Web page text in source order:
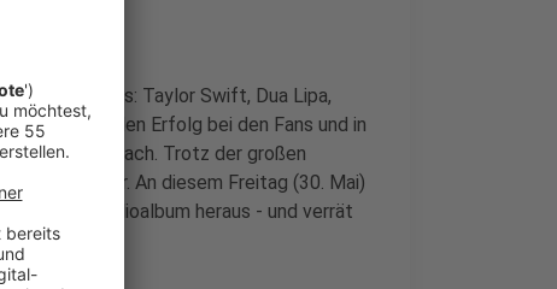
Stars: Taylor Swift, Dua Lipa,
um den Erfolg bei den Fans und in
nicht einfach. Trotz der großen
Disney-Star. An diesem Freitag (30. Mai)
neuntes Studioalbum heraus - und verrät